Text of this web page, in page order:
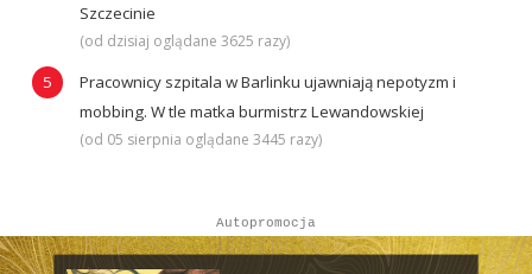
Szczecinie
(od dzisiaj oglądane 3625 razy)
Pracownicy szpitala w Barlinku ujawniają nepotyzm i
mobbing. W tle matka burmistrz Lewandowskiej
(od 05 sierpnia oglądane 3445 razy)
Autopromocja